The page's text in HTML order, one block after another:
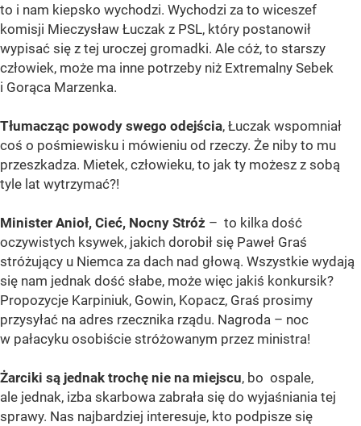
to i nam kiepsko wychodzi. Wychodzi za to wiceszef
komisji Mieczysław Łuczak z PSL, który postanowił
wypisać się z tej uroczej gromadki. Ale cóż, to starszy
człowiek, może ma inne potrzeby niż Extremalny Sebek
i Gorąca Marzenka.
Tłumacząc powody swego odejścia, Łuczak wspomniał
coś o pośmiewisku i mówieniu od rzeczy. Że niby to mu
przeszkadza. Mietek, człowieku, to jak ty możesz z sobą
tyle lat wytrzymać?!
Minister Anioł, Cieć, Nocny Stróż – to kilka dość
oczywistych ksywek, jakich dorobił się Paweł Graś
stróżujący u Niemca za dach nad głową. Wszystkie wydają
się nam jednak dość słabe, może więc jakiś konkursik?
Propozycje Karpiniuk, Gowin, Kopacz, Graś prosimy
przysyłać na adres rzecznika rządu. Nagroda – noc
w pałacyku osobiście stróżowanym przez ministra!
Żarciki są jednak trochę nie na miejscu, bo ospale,
ale jednak, izba skarbowa zabrała się do wyjaśniania tej
sprawy. Nas najbardziej interesuje, kto podpisze się